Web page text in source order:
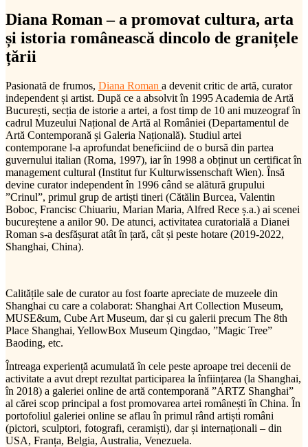
Diana Roman – a promovat cultura, arta
și istoria românească dincolo de granițele
țării
Pasionată de frumos, Diana Roman a devenit critic de artă, curator
independent și artist. După ce a absolvit în 1995 Academia de Artă
București, secția de istorie a artei, a fost timp de 10 ani muzeograf în
cadrul Muzeului Național de Artă al României (Departamentul de
Artă Contemporană și Galeria Națională). Studiul artei
contemporane l-a aprofundat beneficiind de o bursă din partea
guvernului italian (Roma, 1997), iar în 1998 a obținut un certificat în
management cultural (Institut fur Kulturwissenschaft Wien). Însă
devine curator independent în 1996 când se alătură grupului
”Crinul”, primul grup de artiști tineri (Cătălin Burcea, Valentin
Boboc, Francisc Chiuariu, Marian Maria, Alfred Rece ș.a.) ai scenei
bucureștene a anilor 90. De atunci, activitatea curatorială a Dianei
Roman s-a desfășurat atât în țară, cât și peste hotare (2019-2022,
Shanghai, China).
Calitățile sale de curator au fost foarte apreciate de muzeele din
Shanghai cu care a colaborat: Shanghai Art Collection Museum,
MUSE&um, Cube Art Museum, dar și cu galerii precum The 8th
Place Shanghai, YellowBox Museum Qingdao, ”Magic Tree”
Baoding, etc.
Întreaga experiență acumulată în cele peste aproape trei decenii de
activitate a avut drept rezultat participarea la înființarea (la Shanghai,
în 2018) a galeriei online de artă contemporană ”ARTZ Shanghai”
al cărei scop principal a fost promovarea artei românești în China. În
portofoliul galeriei online se aflau în primul rând artiști români
(pictori, sculptori, fotografi, ceramiști), dar și internaționali – din
USA, Franța, Belgia, Australia, Venezuela.